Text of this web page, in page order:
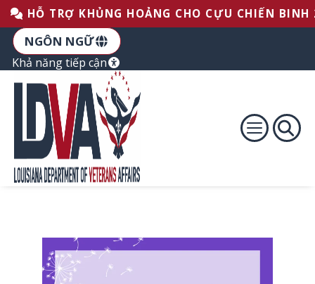
Bỏ qua để điều hướng chính
Bỏ qua nội dung
Bỏ qua phần Chân trang
HỖ TRỢ KHỦNG HOẢNG CHO CỰU CHIẾN
NGÔN NGỮ
Khả năng tiếp cận